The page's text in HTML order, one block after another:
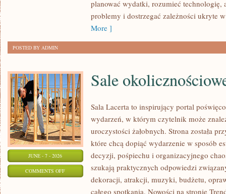
planować wydatki, rozumieć technologię,
problemy i dostrzegać zależności ukryte
More ]
POSTED BY ADMIN
JUNE - 7 - 2026
COMMENTS OFFON
Sale
Sala Lacerta to inspirujący portal
wydarzeń, w którym czytelnik może
uroczystości żałobnych. Strona została
które chcą dopiąć wydarzenie w sposób
decyzji, pośpiechu i organizacyjnego
szukają praktycznych odpowiedzi
dekoracji, atrakcji, muzyki, budżetu,
całego spotkania. Nowości na stronie